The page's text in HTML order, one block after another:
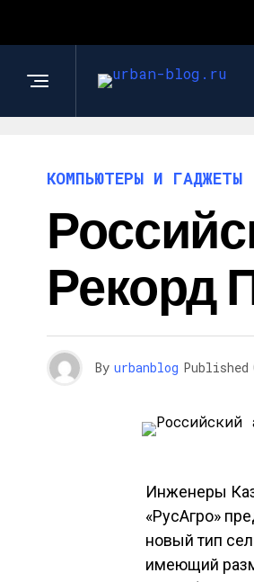
КОМПЬЮТЕРЫ И ГАДЖЕТЫ
Рекорд
By urbanblog Published
Инженеры
«РусАгро»
новый тип
имеющий